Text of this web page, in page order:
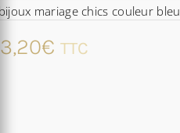
mariage chics couleur bleu
€ TTC